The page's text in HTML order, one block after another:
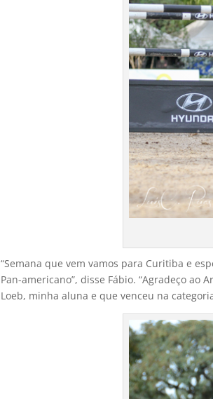
“Semana que vem vamos para Curitiba e
Pan-americano”, disse Fábio. “Agradeço
Loeb, minha aluna e que venceu na